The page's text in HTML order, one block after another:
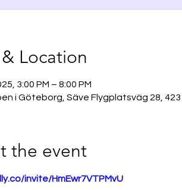
Location
3:00 PM – 8:00 PM
i Göteborg, Säve Flygplatsväg 28, 423
the event
invite/HmEwr7VTPMvU